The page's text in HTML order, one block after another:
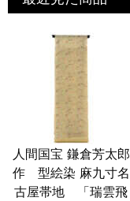
人間国宝 鎌倉芳太郎
作 型絵染 麻九寸名
古屋帯地 「瑞雲飛